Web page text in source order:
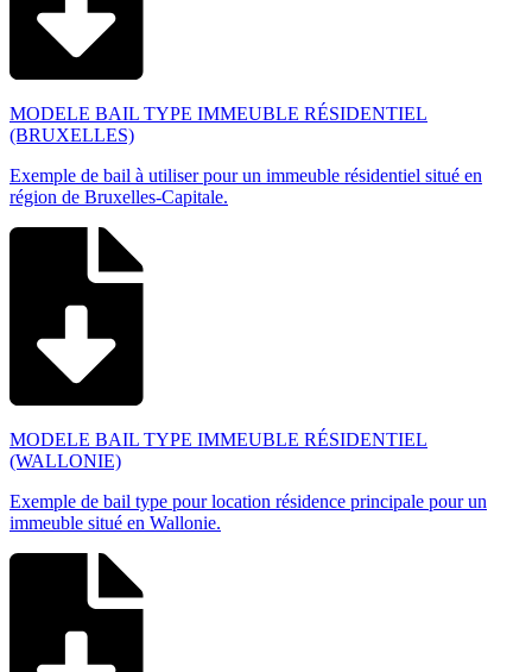
MODELE BAIL TYPE IMMEUBLE RÉSIDENTIEL
(BRUXELLES)
Exemple de bail à utiliser pour un immeuble résidentiel situé en
région de Bruxelles-Capitale.
MODELE BAIL TYPE IMMEUBLE RÉSIDENTIEL
(WALLONIE)
Exemple de bail type pour location résidence principale pour un
immeuble situé en Wallonie.